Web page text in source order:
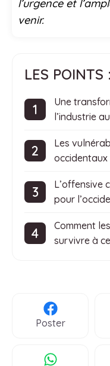
l’urgence et
venir.
LES POINTS :
Une
l’industrie
Les
L’offensive
pour
Comment
survivre à
Poster